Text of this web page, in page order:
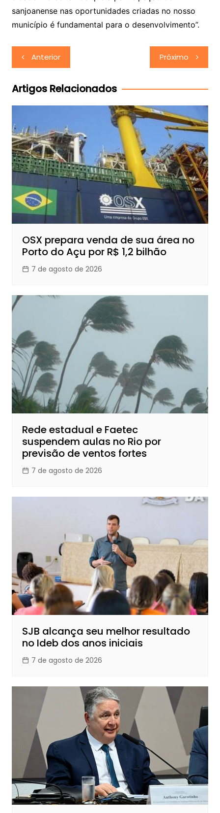
sanjoanense nas oportunidades criadas no nosso
município é fundamental para o desenvolvimento”.
Navegação
de
Post
Anterior Próximo
Artigos Relacionados
OSX prepara venda de sua área no
Porto do Açu por R$ 1,2 bilhão
7 de agosto de 2026
Rede estadual e Faetec
suspendem aulas no Rio por
previsão de ventos fortes
7 de agosto de 2026
SJB alcança seu melhor resultado
no Ideb dos anos iniciais
7 de agosto de 2026